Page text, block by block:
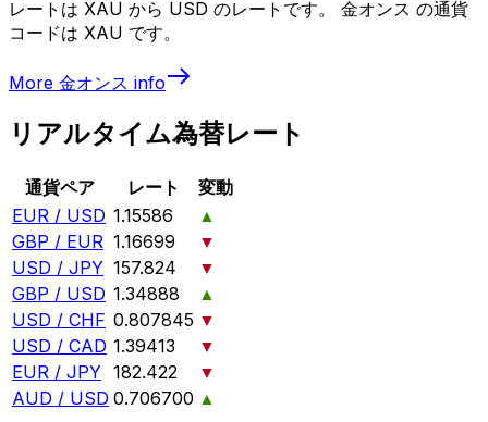
レートは XAU から USD のレートです。 金オンス の通貨
コードは XAU です。
More 金オンス info
リアルタイム為替レート
通貨ペア レート
変動
EUR / USD 1.15586
▲
GBP / EUR 1.16699
▼
USD / JPY 157.824
▼
GBP / USD 1.34888
▲
USD / CHF 0.807845 ▼
USD / CAD 1.39413
▼
EUR / JPY 182.422
▼
AUD / USD 0.706700 ▲